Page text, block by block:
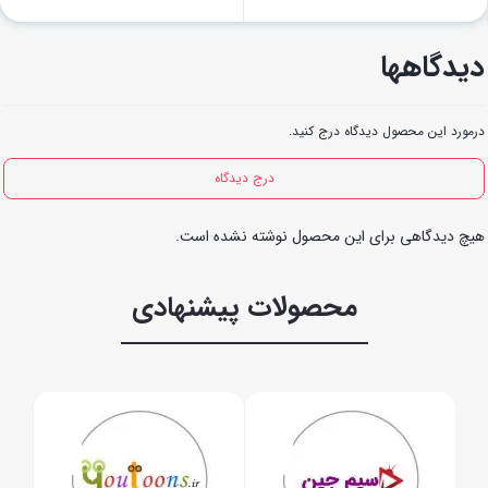
دیدگاهها
درمورد این محصول دیدگاه درج کنید.
درج دیدگاه
هیچ دیدگاهی برای این محصول نوشته نشده است.
محصولات پیشنهادی